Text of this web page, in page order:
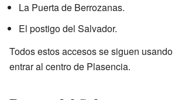
La Puerta de Berrozanas.
El postigo del Salvador.
Todos estos accesos se siguen
entrar al centro de Plasencia.